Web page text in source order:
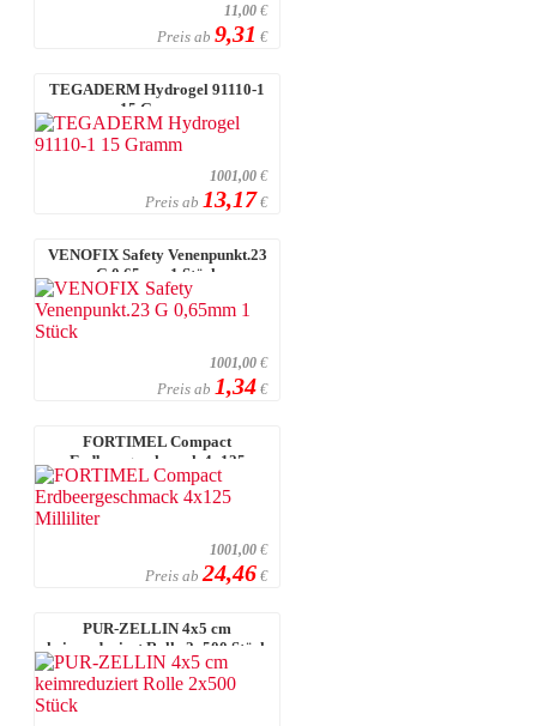
11,00 €
Preis ab 9,31 €
TEGADERM Hydrogel 91110-1
15 Gramm
1001,00 €
Preis ab 13,17 €
VENOFIX Safety Venenpunkt.23
G 0,65mm 1 Stück
1001,00 €
Preis ab 1,34 €
FORTIMEL Compact
Erdbeergeschmack 4x125
Milliliter
1001,00 €
Preis ab 24,46 €
PUR-ZELLIN 4x5 cm
keimreduziert Rolle 2x500 Stück